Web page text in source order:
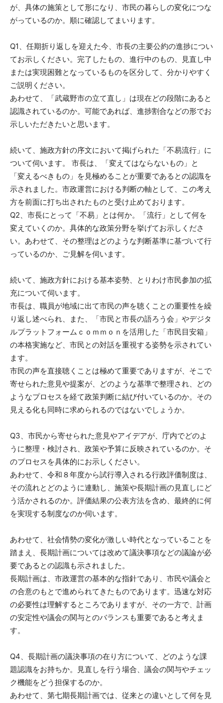
が、具体の施策として形になり、市民の暮らしの変化につな
がっているのか。順に確認してまいります。
Q1、任期折り返しを迎えた今、市長の主要公約の進捗につい
てお示しください。完了したもの、進行中のもの、見直し中
または実現困難となっているものを区分して、分かりやすく
ご説明ください。
あわせて、「武蔵野市の立て直し」は現在どの段階にあると
認識されているのか。可能であれば、進捗割合などの形でお
示しいただきたいと思います。
続いて、施政方針の序文において掲げられた「不易流行」に
ついて伺います。 市長は、「変えてはならないもの」と
「変えるべきもの」を見極めることが重要であるとの認識を
示されました。市政運営における判断の軸として、この考え
方を前面に打ち出されたものと受け止めております。
Q2、市長にとって「不易」とは何か。「流行」として何を
変えていくのか。具体的な政策分野を挙げてお示しくださ
い。あわせて、その整理はどのような判断基準に基づいて行
っているのか、ご見解を伺います。
続いて、施政方針における基本姿勢、とりわけ市民参加の拡
充について伺います。
市長は、職員が地域に出て市民の声を聴くことの重要性を繰
り返し述べられ、また、「市民と市長の語ろう会」やデジタ
ルプラットフォームｃｏｍｍｏｎを活用した「市民目安箱」
の本格実施など、市民との対話を重視する姿勢を示されてい
ます。
市民の声を直接聴くことは極めて重要でありますが、そこで
寄せられた意見や提案が、どのような基準で整理され、どの
ようなプロセスを経て政策判断に結び付いているのか。その
見える化も同時に求められるのではないでしょうか。
Q3、市民から寄せられた意見やアイデアが、庁内でどのよ
うに整理・検討され、政策や予算に反映されているのか。そ
のプロセスを具体的にお示しください。
あわせて、令和８年度から試行導入される行政評価制度は、
その流れとどのように連動し、施策や長期計画の見直しにど
う活かされるのか。評価結果の公表方法を含め、最終的に何
を実現する制度なのか伺います。
あわせて、社会情勢の変化が激しい時代となっていることを
踏まえ、長期計画については改めて議決事項などの議論が必
要であるとの認識も示されました。
長期計画は、市政運営の基本的な指針であり、市民や議会と
の合意のもとで進められてきたものであります。迅速な対応
の必要性は理解するところでありますが、その一方で、計画
の安定性や議会の関与とのバランスも重要であると考えま
す。
Q4、長期計画の議決事項の在り方について、どのような課
題認識をお持ちか。見直しを行う場合、議会の関与やチェッ
ク機能をどう担保するのか。
あわせて、第七期長期計画では、従来との違いとして何を見